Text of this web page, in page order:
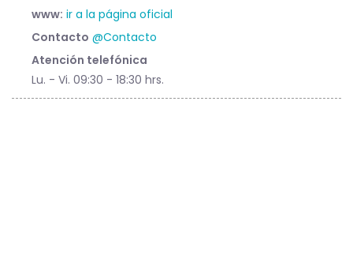
www: ir a la página oficial
Contacto @Contacto
Atención telefónica
Lu. - Vi. 09:30 - 18:30 hrs.